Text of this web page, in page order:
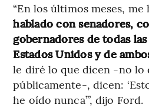
“En los últimos meses,
hablado con senadores,
gobernadores de todas
Estados Unidos y de
le diré lo que dicen -no lo
públicamente-, dicen:
he oído nunca’”, dijo Ford.